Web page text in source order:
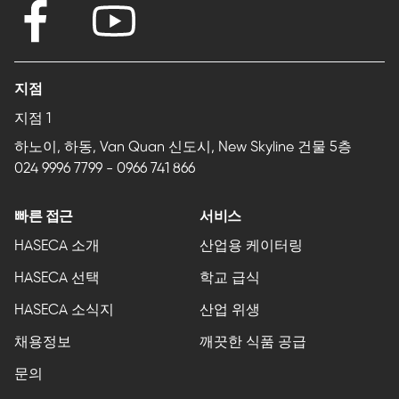
지점
지점 1
하노이, 하동, Van Quan 신도시, New Skyline 건물 5층
024 9996 7799 - 0966 741 866
빠른 접근
HASECA 소개
HASECA 선택
HASECA 소식지
채용정보
문의
서비스
산업용 케이터링
학교 급식
산업 위생
깨끗한 식품 공급